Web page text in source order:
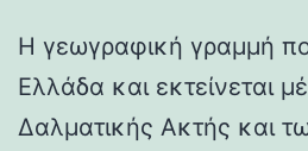
Η γεωγραφική γραμμή
Ελλάδα και εκτείνεται
Δαλματικής Ακτής και